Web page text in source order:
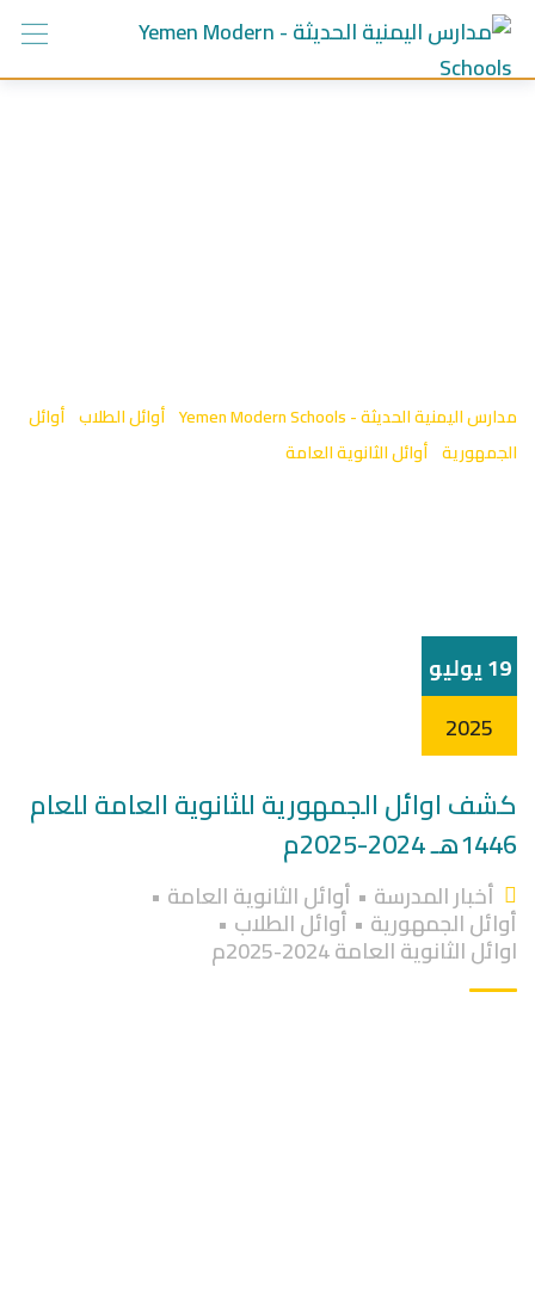
Skip
content
مدارس اليمنية الحديثة - Yemen Modern Schools أوائل الطلاب أوائل
الجمهورية أوائل الثانوية العامة
19 يوليو
2025
كشف اوائل الجمهورية للثانوية العامة للعام
1446هـ 2024-2025م
أخبار المدرسة • أوائل الثانوية العامة •
أوائل الجمهورية • أوائل الطلاب •
اوائل الثانوية العامة 2024-2025م